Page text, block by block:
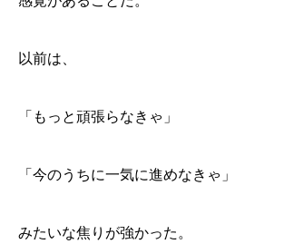
以前は、
「もっと頑張らなきゃ」
「今のうちに一気に進めなきゃ」
みたいな焦りが強かった。